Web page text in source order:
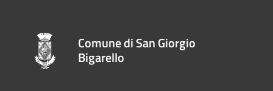
Comune di San Giorgio
Bigarello